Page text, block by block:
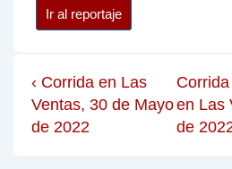
Ir al reportaje
‹ Corrida en Las
Ventas, 30 de Mayo
de 2022
en Las
de